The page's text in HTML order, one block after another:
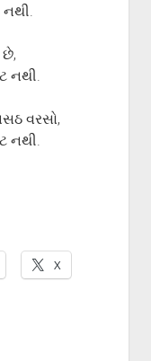
છે,
નથી.
વરસો,
નથી.
X